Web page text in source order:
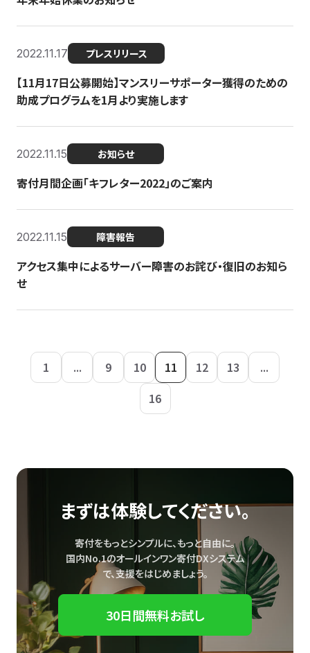
2022.11.17 プレスリリース
【11月17日公募開始】マンスリーサポーター獲得のための
助成プログラムを1月より実施します
2022.11.15 お知らせ
寄付月間企画「キフレター2022」のご案内
2022.11.15 障害報告
アクセス集中によるサーバー障害のお詫び・復旧のお知ら
せ
1 ... 9 10 11 12 13
...
16
まずは体験してください。
寄付をもっとシンプルに、もっと自由に。
国内No.1のオールインワン寄付DXシステム
で、支援をはじめましょう。
30日間無料お試し